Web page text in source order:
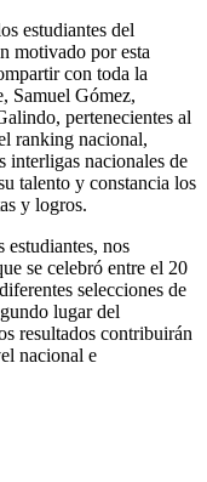
estudiantes del
motivado por esta
con toda la
Samuel Gómez,
pertenecientes al
ranking nacional,
interligas nacionales de
talento y constancia los
y logros.
estudiantes, nos
se celebró entre el 20
selecciones de
lugar del
resultados contribuirán
nacional e